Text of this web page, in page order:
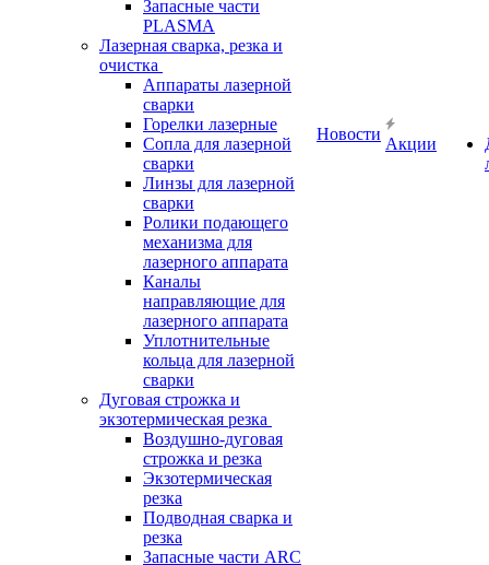
Запасные части
PLASMA
Лазерная сварка, резка и
очистка
Аппараты лазерной
сварки
Горелки лазерные
Сопла для лазерной
сварки
Линзы для лазерной
сварки
Ролики подающего
механизма для
лазерного аппарата
Каналы
направляющие для
лазерного аппарата
Уплотнительные
кольца для лазерной
сварки
Дуговая строжка и
экзотермическая резка
Воздушно-дуговая
строжка и резка
Экзотермическая
резка
Подводная сварка и
резка
Запасные части ARC
Новости
Акции